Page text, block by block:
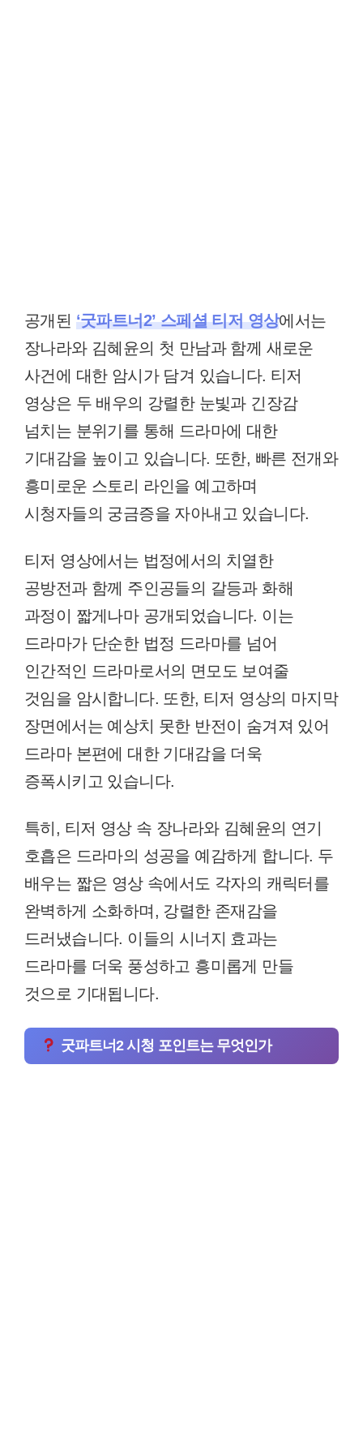
공개된 ‘굿파트너2’ 스페셜 티저 영상에서는
장나라와 김혜윤의 첫 만남과 함께 새로운
사건에 대한 암시가 담겨 있습니다. 티저
영상은 두 배우의 강렬한 눈빛과 긴장감
넘치는 분위기를 통해 드라마에 대한
기대감을 높이고 있습니다. 또한, 빠른 전개와
흥미로운 스토리 라인을 예고하며
시청자들의 궁금증을 자아내고 있습니다.
티저 영상에서는 법정에서의 치열한
공방전과 함께 주인공들의 갈등과 화해
과정이 짧게나마 공개되었습니다. 이는
드라마가 단순한 법정 드라마를 넘어
인간적인 드라마로서의 면모도 보여줄
것임을 암시합니다. 또한, 티저 영상의 마지막
장면에서는 예상치 못한 반전이 숨겨져 있어
드라마 본편에 대한 기대감을 더욱
증폭시키고 있습니다.
특히, 티저 영상 속 장나라와 김혜윤의 연기
호흡은 드라마의 성공을 예감하게 합니다. 두
배우는 짧은 영상 속에서도 각자의 캐릭터를
완벽하게 소화하며, 강렬한 존재감을
드러냈습니다. 이들의 시너지 효과는
드라마를 더욱 풍성하고 흥미롭게 만들
것으로 기대됩니다.
굿파트너2 시청 포인트는 무엇인가